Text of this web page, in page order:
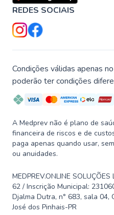
REDES SOCIAIS
Condições válidas apenas
poderão ter condições
A Medprev não é plano de
financeira de riscos e de
paga apenas quando usar,
ou anuidades.
MEDPREV.ONLINE
62 / Inscrição Municipal:
Djalma Dutra, n° 683, sala 04,
José dos Pinhais-PR